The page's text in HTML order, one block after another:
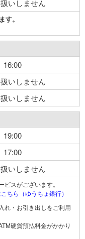
いしません
す。
16:00
いしません
いしません
19:00
17:00
いしません
スがございます。
ちら（ゆうちょ銀行）
れ・お引き出しをご利用
硬貨預払料金がかかり